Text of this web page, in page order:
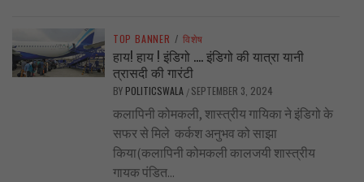
TOP BANNER / विशेष
हाय! हाय ! इंडिगो …. इंडिगो की यात्रा यानी
त्रासदी की गारंटी
BY POLITICSWALA / SEPTEMBER 3, 2024
कलापिनी कोमकली, शास्त्रीय गायिका ने इंडिगो के
सफर से मिले कर्कश अनुभव को साझा
किया(कलापिनी कोमकली कालजयी शास्त्रीय
गायक पंडित...